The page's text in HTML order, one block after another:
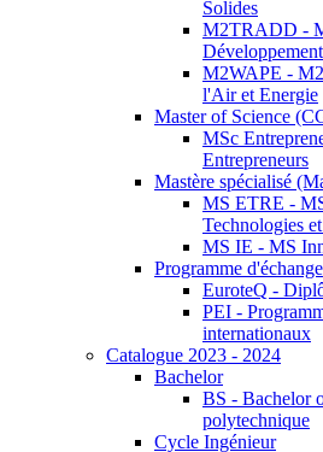
Solides
M2TRADD -
M2WAPE -
l'Air et Energie
Master of Science
MSc
Entrepreneurs
Mastère spécialisé
MS ETRE -
Technologies
MS IE - MS
Programme d'échange
EuroteQ -
PEI -
internationaux
Catalogue 2023 - 2024
Bachelor
BS - Bachelor
polytechnique
Cycle Ingénieur